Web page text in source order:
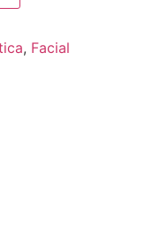
, Facial